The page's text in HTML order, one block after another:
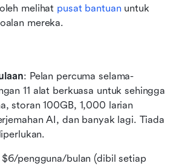
melihat pusat bantuan untuk
mereka.
: Pelan percuma selama-
11 alat berkuasa untuk sehingga
storan 100GB, 1,000 larian
AI, dan banyak lagi. Tiada
$6/pengguna/bulan (dibil setiap